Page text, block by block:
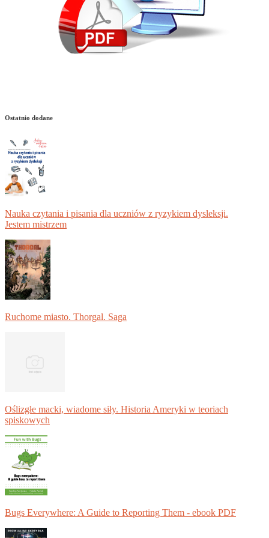
Ostatnio dodane
Nauka czytania i pisania dla uczniów z ryzykiem dysleksji.
Jestem mistrzem
Ruchome miasto. Thorgal. Saga
Oślizgłe macki, wiadome siły. Historia Ameryki w teoriach
spiskowych
Bugs Everywhere: A Guide to Reporting Them - ebook PDF